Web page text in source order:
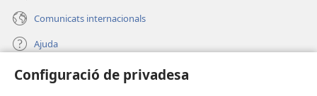
Configuració de privadesa
Comunicats internacionals
Ajuda
Donacions